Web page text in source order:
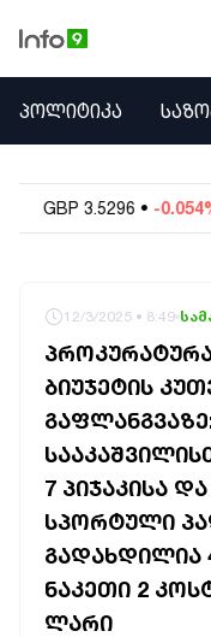
ᲞᲝᲚᲘᲢᲘᲙᲐ
EUR
12/3/2025 • 8:49
ᲑᲘᲣᲯᲔᲢᲘᲡ
7 ᲞᲘᲯᲐᲙᲘᲡᲐ
ᲡᲞᲝᲠᲢᲣᲚᲘ
ᲒᲐᲓᲐᲮᲓᲘᲚᲘᲐ
ᲜᲐᲙᲔᲗᲘ 2
ᲚᲐᲠᲘ